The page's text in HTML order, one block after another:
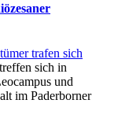
sich in
und
im Paderborner